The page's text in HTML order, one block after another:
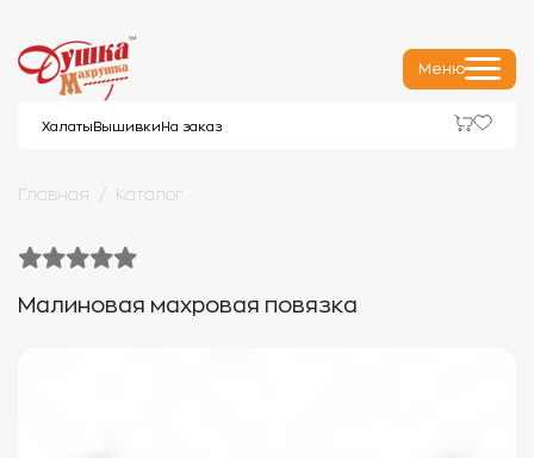
Меню
Халаты Вышивки На заказ
Главная Каталог
Малиновая махровая повязка